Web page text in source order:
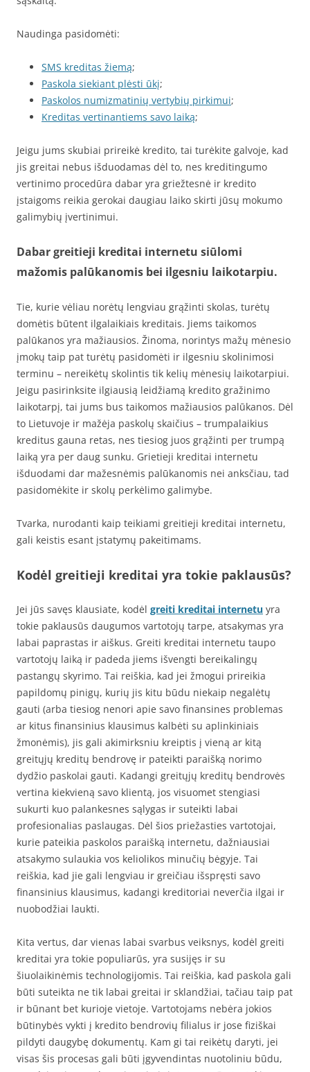
Naudinga pasidomėti:
SMS kreditas žiemą;
Paskola siekiant plėsti ūkį;
Paskolos numizmatinių vertybių pirkimui;
Kreditas vertinantiems savo laiką;
Jeigu jums skubiai prireikė kredito, tai turėkite galvoje, kad
jis greitai nebus išduodamas dėl to, nes kreditingumo
vertinimo procedūra dabar yra griežtesnė ir kredito
įstaigoms reikia gerokai daugiau laiko skirti jūsų mokumo
galimybių įvertinimui.
Dabar greitieji kreditai internetu siūlomi
mažomis palūkanomis bei ilgesniu laikotarpiu.
Tie, kurie vėliau norėtų lengviau grąžinti skolas, turėtų
domėtis būtent ilgalaikiais kreditais. Jiems taikomos
palūkanos yra mažiausios. Žinoma, norintys mažų mėnesio
įmokų taip pat turėtų pasidomėti ir ilgesniu skolinimosi
terminu – nereikėtų skolintis tik kelių mėnesių laikotarpiui.
Jeigu pasirinksite ilgiausią leidžiamą kredito gražinimo
laikotarpį, tai jums bus taikomos mažiausios palūkanos. Dėl
to Lietuvoje ir mažėja paskolų skaičius – trumpalaikius
kreditus gauna retas, nes tiesiog juos grąžinti per trumpą
laiką yra per daug sunku. Grietieji kreditai internetu
išduodami dar mažesnėmis palūkanomis nei anksčiau, tad
pasidomėkite ir skolų perkėlimo galimybe.
Tvarka, nurodanti kaip teikiami greitieji kreditai internetu,
gali keistis esant įstatymų pakeitimams.
Kodėl greitieji kreditai yra tokie paklausūs?
Jei jūs savęs klausiate, kodėl greiti kreditai internetu yra
tokie paklausūs daugumos vartotojų tarpe, atsakymas yra
labai paprastas ir aiškus. Greiti kreditai internetu taupo
vartotojų laiką ir padeda jiems išvengti bereikalingų
pastangų skyrimo. Tai reiškia, kad jei žmogui prireikia
papildomų pinigų, kurių jis kitu būdu niekaip negalėtų
gauti (arba tiesiog nenori apie savo finansines problemas
ar kitus finansinius klausimus kalbėti su aplinkiniais
žmonėmis), jis gali akimirksniu kreiptis į vieną ar kitą
greitųjų kreditų bendrovę ir pateikti paraišką norimo
dydžio paskolai gauti. Kadangi greitųjų kreditų bendrovės
vertina kiekvieną savo klientą, jos visuomet stengiasi
sukurti kuo palankesnes sąlygas ir suteikti labai
profesionalias paslaugas. Dėl šios priežasties vartotojai,
kurie pateikia paskolos paraišką internetu, dažniausiai
atsakymo sulaukia vos keliolikos minučių bėgyje. Tai
reiškia, kad jie gali lengviau ir greičiau išspręsti savo
finansinius klausimus, kadangi kreditoriai neverčia ilgai ir
nuobodžiai laukti.
Kita vertus, dar vienas labai svarbus veiksnys, kodėl greiti
kreditai yra tokie populiarūs, yra susijęs ir su
šiuolaikinėmis technologijomis. Tai reiškia, kad paskola gali
būti suteikta ne tik labai greitai ir sklandžiai, tačiau taip pat
ir būnant bet kurioje vietoje. Vartotojams nebėra jokios
būtinybės vykti į kredito bendrovių filialus ir jose fiziškai
pildyti daugybę dokumentų. Kam gi tai reikėtų daryti, jei
visas šis procesas gali būti įgyvendintas nuotoliniu būdu,